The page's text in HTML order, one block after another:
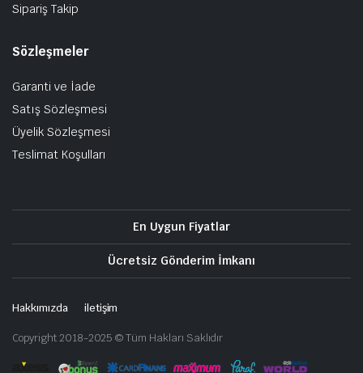
Sipariş Takip
Sözleşmeler
Garanti ve İade
Satış Sözleşmesi
Üyelik Sözleşmesi
Teslimat Koşulları
En Uygun Fiyatlar
Ücretsiz Gönderim İmkanı
Hakkımızda iletişim
Copyright 2018-2025 © Tüm Hakları Saklıdır